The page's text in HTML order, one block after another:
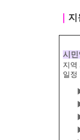
지
시민
지역
일정